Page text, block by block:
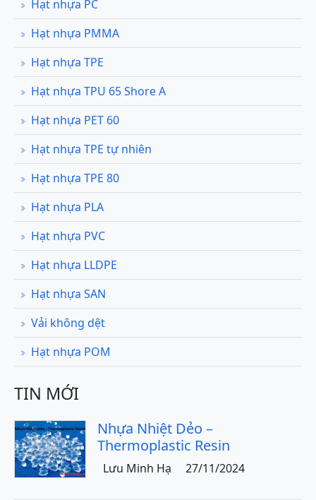
Hạt nhựa PC
Hạt nhựa PMMA
Hạt nhựa TPE
Hạt nhựa TPU 65 Shore A
Hạt nhựa PET 60
Hạt nhựa TPE tự nhiên
Hạt nhựa TPE 80
Hạt nhựa PLA
Hạt nhựa PVC
Hạt nhựa LLDPE
Hạt nhựa SAN
Vải không dệt
Hạt nhựa POM
TIN MỚI
Nhựa Nhiệt Dẻo –
Thermoplastic Resin
Lưu Minh Hạ 27/11/2024